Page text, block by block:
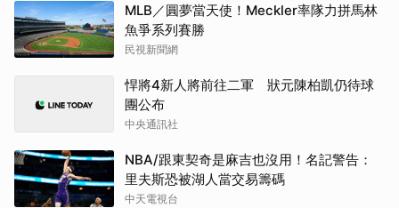
MLB／圓夢當天使！Meckler率隊力拼馬林
魚爭系列賽勝
民視新聞網
悍將4新人將前往二軍 狀元陳柏凱仍待球
團公布
中央通訊社
NBA/跟東契奇是麻吉也沒用！名記警告：
里夫斯恐被湖人當交易籌碼
中天電視台